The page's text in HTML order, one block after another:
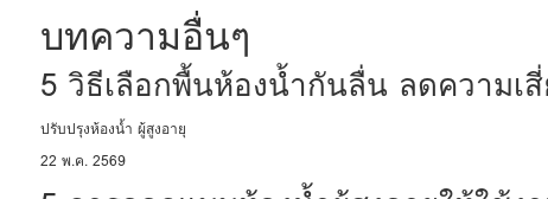
บทความอื่นๆ
5 วิธีเลือกพื้นห้องน้ำกันลื่น ลดความเ
ปรับปรุงห้องน้ำ ผู้สูงอายุ
22 พ.ค. 2569